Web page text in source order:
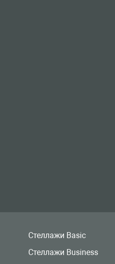
Стеллажи Basic
Стеллажи Business